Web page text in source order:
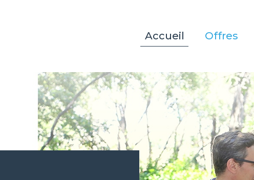
Accueil Offres